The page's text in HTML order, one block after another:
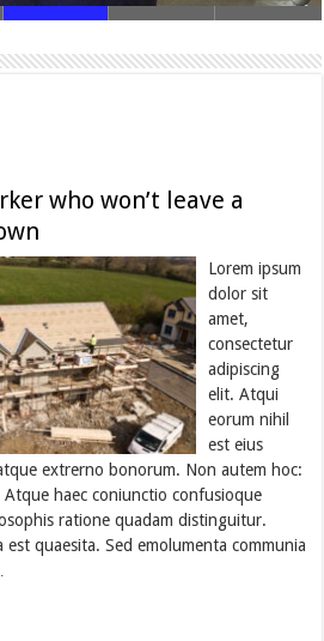
who won’t leave a
Lorem ipsum
dolor sit
amet,
consectetur
adipiscing
elit. Atqui
eorum nihil
est eius
extrerno bonorum. Non autem hoc:
haec coniunctio confusioque
ratione quadam distinguitur.
est quaesita. Sed emolumenta communia